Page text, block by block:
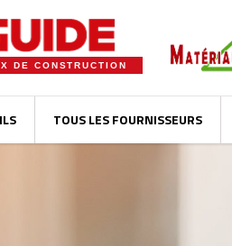
DE CONSTRUCTION
TOUS LES FOURNISSEURS